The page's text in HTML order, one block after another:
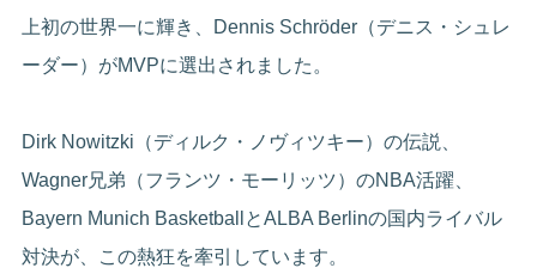
上初の世界一に輝き、Dennis Schröder（デニス・シュレ
ーダー）がMVPに選出されました。
Dirk Nowitzki（ディルク・ノヴィツキー）の伝説、
Wagner兄弟（フランツ・モーリッツ）のNBA活躍、
Bayern Munich BasketballとALBA Berlinの国内ライバル
対決が、この熱狂を牽引しています。